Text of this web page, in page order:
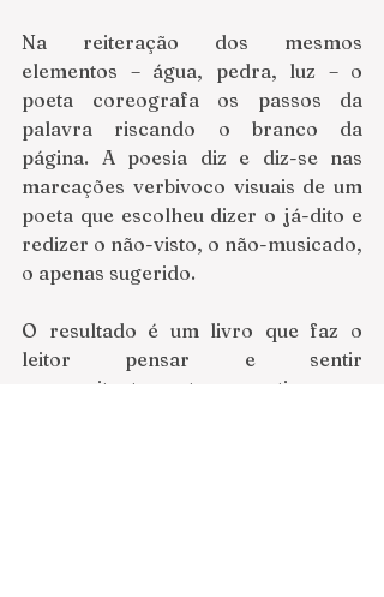
Na reiteração dos mesmos
elementos – água, pedra, luz – o
poeta coreografa os passos da
palavra riscando o branco da
página. A poesia diz e diz-se nas
marcações verbivoco visuais de um
poeta que escolheu dizer o já-dito e
redizer o não-visto, o não-musicado,
o apenas sugerido.
O resultado é um livro que faz o
leitor pensar e sentir
concomitantemente: o senti pensa-